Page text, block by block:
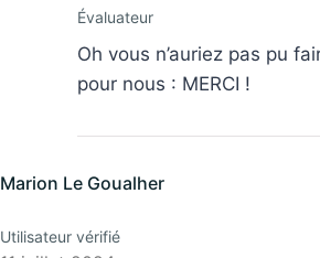
Brendan
Évaluateur
Oh vous n’auriez pas pu
Utilisateur vérifié